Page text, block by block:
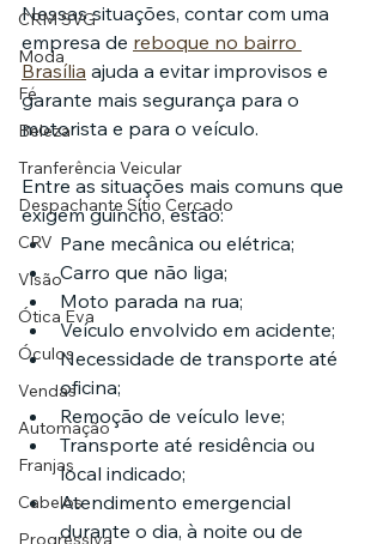
CRM SVG
Moda
Fé
Beleza
Tranferência Veicular
Despachante Sítio Cercado
CRV
Visão
Ótica Eva
Óculos
Vendas
Automação
Franjas
Cabelos
Progressiva
Nessas situações, contar com uma
empresa de reboque no bairro
Brasília ajuda a evitar improvisos e
garante mais segurança para o
motorista e para o veículo.
Entre as situações mais comuns que
exigem guincho, estão:
Pane mecânica ou elétrica;
Carro que não liga;
Moto parada na rua;
Veículo envolvido em acidente;
Necessidade de transporte até
oficina;
Remoção de veículo leve;
Transporte até residência ou
local indicado;
Atendimento emergencial
durante o dia, à noite ou de